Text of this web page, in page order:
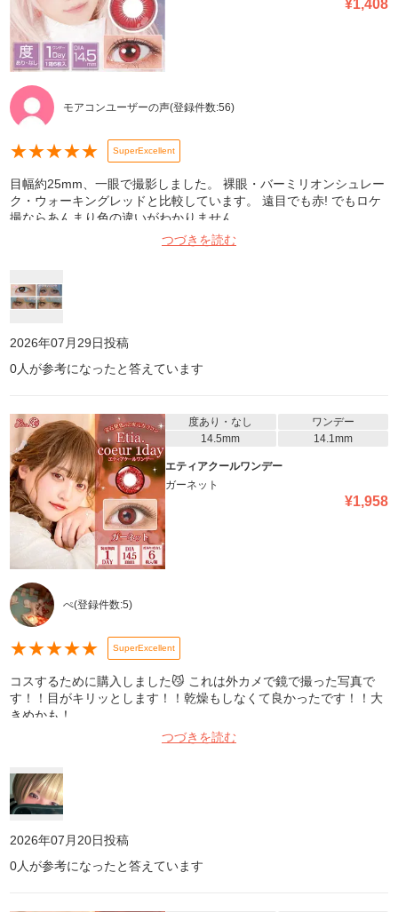
¥1,408
モアコンユーザーの声(登録件数:56)
★★★★★ SuperExcellent
目幅約25mm、一眼で撮影しました。 裸眼・バーミリオンシュレー
ク・ウォーキングレッドと比較しています。 遠目でも赤! でもロケ
撮ならあんまり色の違いがわかりません。
つづきを読む
2026年07月29日投稿
0人が参考になったと答えています
度あり・なし
ワンデー
14.5mm
14.1mm
エティアクールワンデー
ガーネット
¥1,958
ぺ(登録件数:5)
★★★★★ SuperExcellent
コスするために購入しました😼 これは外カメで鏡で撮った写真で
す！！目がキリッとします！！乾燥もしなくて良かったです！！大
きめかも！
つづきを読む
2026年07月20日投稿
0人が参考になったと答えています